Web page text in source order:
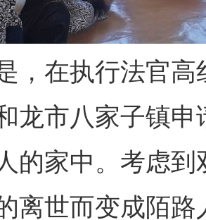
在执行法官高
龙市八家子镇
的家中。考虑
离世而变成陌